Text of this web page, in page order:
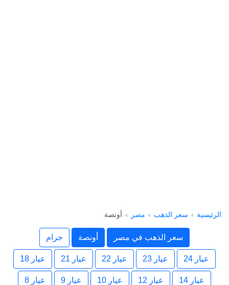
الرئيسية سعر الذهب مصر أونصة
سعر الذهب في مصر أونصة جرام
عيار 24 عيار 23 عيار 22 عيار 21 عيار 18
عيار 14 عيار 12 عيار 10 عيار 9 عيار 8